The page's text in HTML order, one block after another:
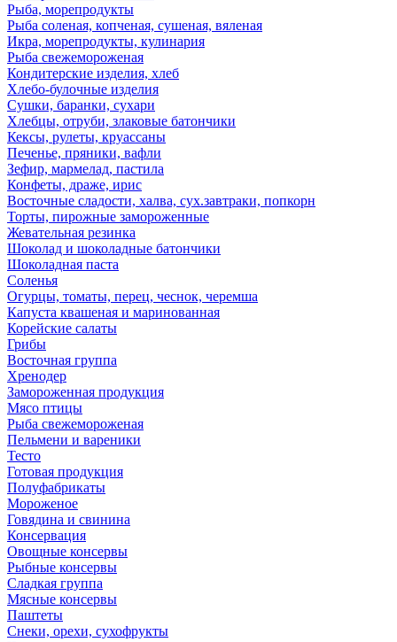
Рыба, морепродукты
Рыба соленая, копченая, сушеная, вяленая
Икра, морепродукты, кулинария
Рыба свежемороженая
Кондитерские изделия, хлеб
Хлебо-булочные изделия
Сушки, баранки, сухари
Хлебцы, отруби, злаковые батончики
Кексы, рулеты, круассаны
Печенье, пряники, вафли
Зефир, мармелад, пастила
Конфеты, драже, ирис
Восточные сладости, халва, сух.завтраки, попкорн
Торты, пирожные замороженные
Жевательная резинка
Шоколад и шоколадные батончики
Шоколадная паста
Соленья
Огурцы, томаты, перец, чеснок, черемша
Капуста квашеная и маринованная
Корейские салаты
Грибы
Восточная группа
Хренодер
Замороженная продукция
Мясо птицы
Рыба свежемороженая
Пельмени и вареники
Тесто
Готовая продукция
Полуфабрикаты
Мороженое
Говядина и свинина
Консервация
Овощные консервы
Рыбные консервы
Сладкая группа
Мясные консервы
Паштеты
Снеки, орехи, сухофрукты